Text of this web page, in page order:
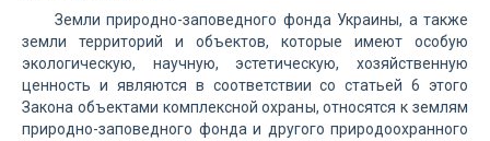
Земли природно-заповедного фонда Украины, а также
земли территорий и объектов, которые имеют особую
экологическую, научную, эстетическую, хозяйственную
ценность и являются в соответствии со статьей 6 этого
Закона объектами комплексной охраны, относятся к землям
природно-заповедного фонда и другого природоохранного